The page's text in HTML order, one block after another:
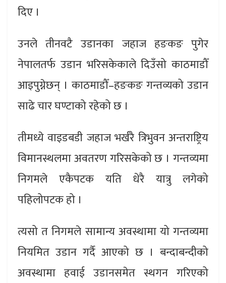
दिए ।
उनले तीनवटै उडानका जहाज हङकङ पुगेर
नेपालतर्फ उडान भरिसकेकाले दिउँसो काठमाडौँ
आइपुग्नेछन् । काठमाडौँ–हङकङ गन्तव्यको उडान
साढे चार घण्टाको रहेको छ ।
तीमध्ये वाइडबडी जहाज भर्खरै त्रिभुवन अन्तराष्ट्रिय
विमानस्थलमा अवतरण गरिसकेको छ । गन्तव्यमा
निगमले एकैपटक यति धेरै यात्रु लगेको
पहिलोपटक हो ।
त्यसो त निगमले सामान्य अवस्थामा यो गन्तव्यमा
नियमित उडान गर्दै आएको छ । बन्दाबन्दीको
अवस्थामा हवाई उडानसमेत स्थगन गरिएको